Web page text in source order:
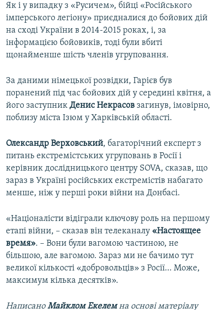
Як і у випадку з «Русичем», бійці «Російського
імперського легіону» приєдналися до бойових дій
на сході України в 2014-2015 роках, і, за
інформацією бойовиків, тоді були вбиті
щонайменше шість членів угруповання.
За даними німецької розвідки, Гарієв був
поранений під час бойових дій у середині квітня, а
його заступник Денис Некрасов загинув, імовірно,
поблизу міста Ізюм у Харківській області.
Олександр Верховський, багаторічний експерт з
питань екстремістських угруповань в Росії і
керівник дослідницького центру SOVA, сказав, що
зараз в Україні російських екстремістів набагато
менше, ніж у перші роки війни на Донбасі.
«Націоналісти відіграли ключову роль на першому
етапі війни, – сказав він телеканалу «Настоящее
время». – Вони були вагомою частиною, не
більшою, але вагомою. Зараз ми не бачимо тут
великої кількості «добровольців» з Росії… Може,
максимум кілька десятків».
НаписаноМайклом Екелемна основі матеріалу